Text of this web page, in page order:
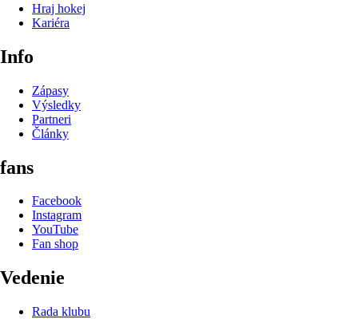
Hraj hokej
Kariéra
Info
Zápasy
Výsledky
Partneri
Články
fans
Facebook
Instagram
YouTube
Fan shop
Vedenie
Rada klubu